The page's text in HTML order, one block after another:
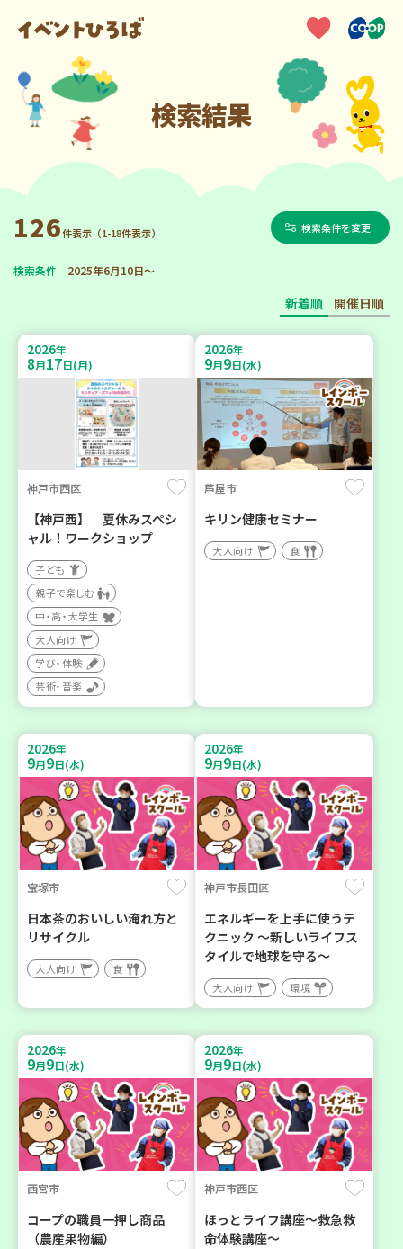
検索結果
126件表示（1-18件表示） 検索条件を変更
検索条件 2025年6月10日～
新着順 開催日順
2026年
8月17日(月)
神戸市西区
【神戸西】 夏休みスペシ
ャル！ワークショップ
子ども
親子で楽しむ
中・高・大学生
大人向け
学び・体験
芸術・音楽
2026年
9月9日(水)
芦屋市
キリン健康セミナー
大人向け 食
2026年
9月9日(水)
宝塚市
日本茶のおいしい淹れ方と
リサイクル
大人向け 食
2026年
9月9日(水)
神戸市長田区
エネルギーを上手に使うテ
クニック ～新しいライフス
タイルで地球を守る～
大人向け 環境
2026年
9月9日(水)
西宮市
コープの職員一押し商品
（農産果物編）
2026年
9月9日(水)
神戸市西区
ほっとライフ講座～救急救
命体験講座～